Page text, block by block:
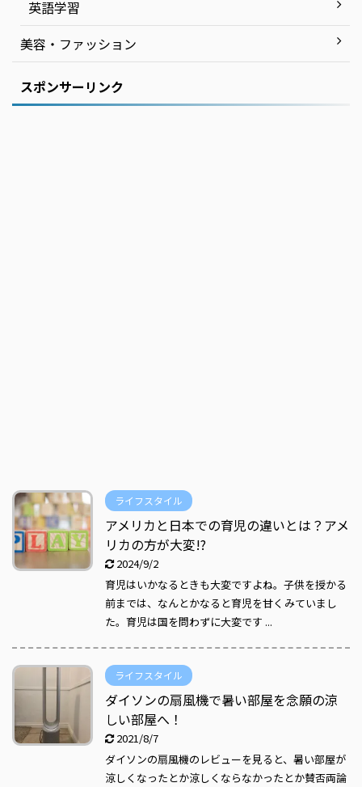
英語学習
美容・ファッション
スポンサーリンク
ライフスタイル
アメリカと日本での育児の違いとは？アメ
リカの方が大変!?
2024/9/2
育児はいかなるときも大変ですよね。子供を授かる
前までは、なんとかなると育児を甘くみていまし
た。育児は国を問わずに大変です ...
ライフスタイル
ダイソンの扇風機で暑い部屋を念願の涼
しい部屋へ！
2021/8/7
ダイソンの扇風機のレビューを見ると、暑い部屋が
涼しくなったとか涼しくならなかったとか賛否両論